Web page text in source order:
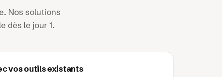
Nos solutions
dès le jour 1.
vos outils existants